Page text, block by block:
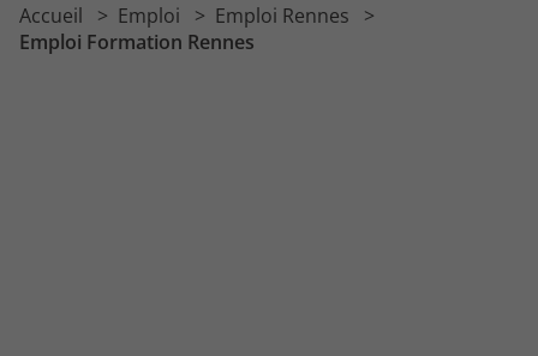
Emploi Transport Rennes
Accueil Emploi
Emploi Rennes
Emploi Formation Rennes